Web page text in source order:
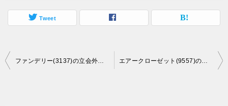
Tweet
投
ファンデリー(3137)の立会外分売情報 エアークローゼット(9557)の立会外分売情報